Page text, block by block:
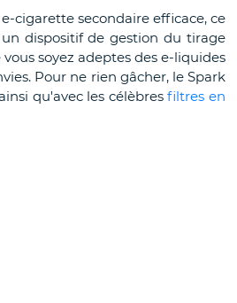
cigarette secondaire efficace, ce
dispositif de gestion du tirage
soyez adeptes des e-liquides
Pour ne rien gâcher, le Spark
qu'avec les célèbresfiltres en